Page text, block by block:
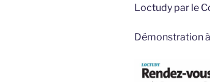
Loctudy par le
Démonstration